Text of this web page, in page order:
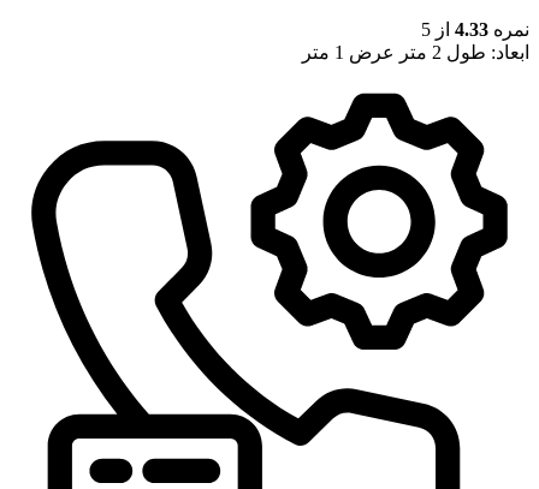
نمره 4.33 از 5
ابعاد: طول 2 متر عرض 1 متر